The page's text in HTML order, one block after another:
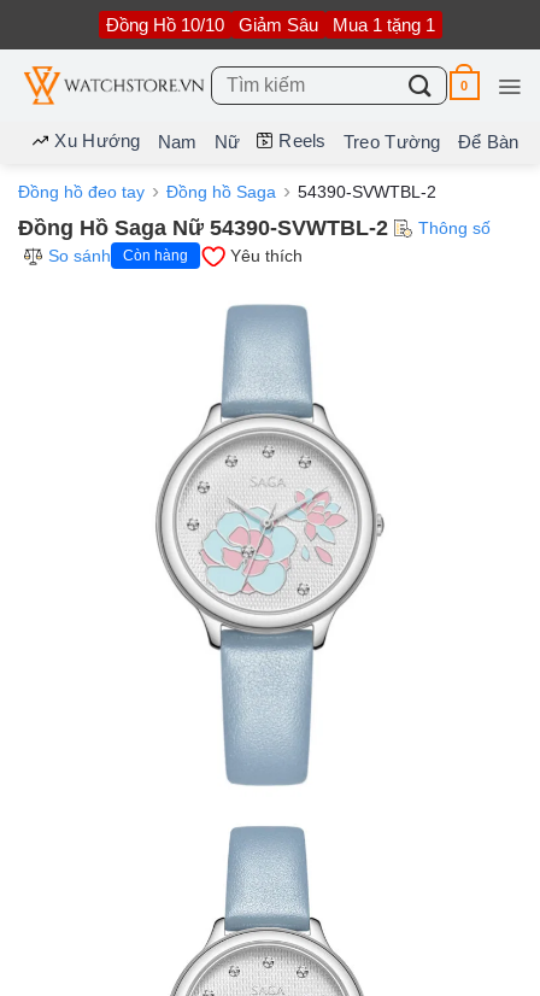
nội
dung
Đồng Hồ 10/10 Giảm Sâu Mua 1 tặng 1
Tìm
kiếm:
0
Xu Hướng Nam Nữ Reels Treo Tường Để Bàn
Đồng hồ đeo tay Đồng hồ Saga 54390-SVWTBL-2
Đồng Hồ Saga Nữ 54390-SVWTBL-2
Thông số
So sánh
Còn hàng Yêu thích